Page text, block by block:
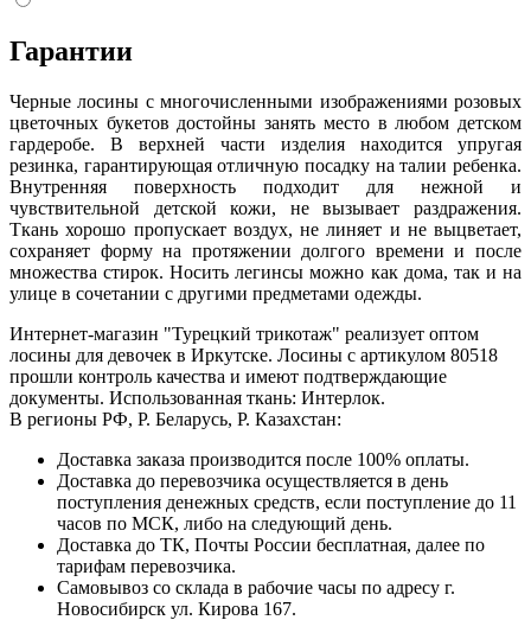
Гарантии
Черные лосины с многочисленными изображениями розовых
цветочных букетов достойны занять место в любом детском
гардеробе. В верхней части изделия находится упругая
резинка, гарантирующая отличную посадку на талии ребенка.
Внутренняя поверхность подходит для нежной и
чувствительной детской кожи, не вызывает раздражения.
Ткань хорошо пропускает воздух, не линяет и не выцветает,
сохраняет форму на протяжении долгого времени и после
множества стирок. Носить легинсы можно как дома, так и на
улице в сочетании с другими предметами одежды.
Интернет-магазин "Турецкий трикотаж" реализует оптом
лосины для девочек в Иркутске. Лосины с артикулом 80518
прошли контроль качества и имеют подтверждающие
документы. Использованная ткань: Интерлок.
В регионы РФ, Р. Беларусь, Р. Казахстан:
Доставка заказа производится после 100% оплаты.
Доставка до перевозчика осуществляется в день
поступления денежных средств, если поступление до 11
часов по МСК, либо на следующий день.
Доставка до ТК, Почты России бесплатная, далее по
тарифам перевозчика.
Самовывоз со склада в рабочие часы по адресу г.
Новосибирск ул. Кирова 167.